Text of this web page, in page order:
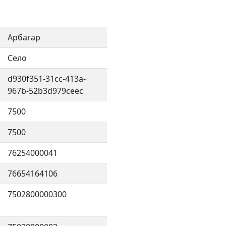
Арбагар
Село
d930f351-31cc-413a-
967b-52b3d979ceec
7500
7500
76254000041
76654164106
7502800000300